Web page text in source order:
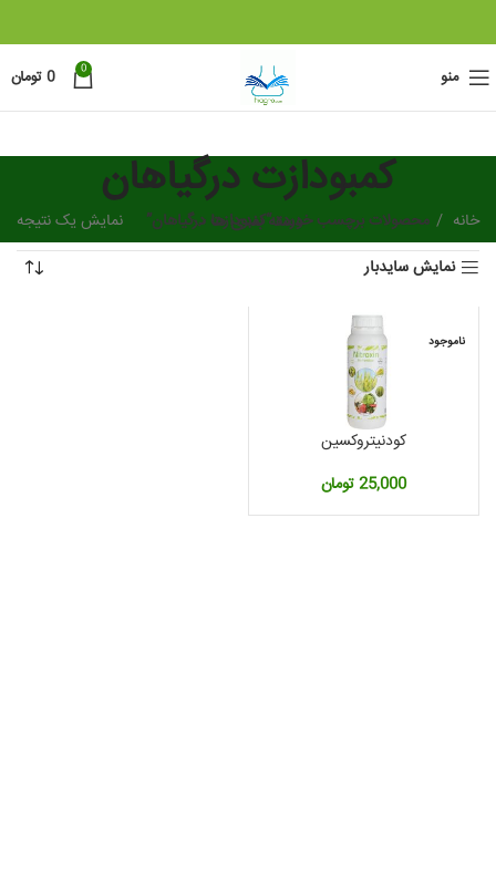
منو 0
0 تومان
کمبودازت درگیاهان
دسته بندی ها خانه محصولات برچسب خورده “کمبودازت درگیاهان”
نمایش یک نتیجه
نمایش سایدبار
ناموجود
کودنیتروکسین
25,000تومان